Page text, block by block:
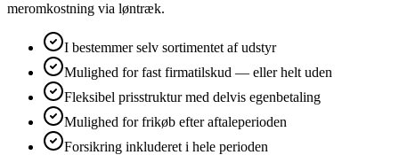
meromkostning via løntræk.
I bestemmer selv sortimentet af udstyr
Mulighed for fast firmatilskud — eller helt uden
Fleksibel prisstruktur med delvis egenbetaling
Mulighed for frikøb efter aftaleperioden
Forsikring inkluderet i hele perioden